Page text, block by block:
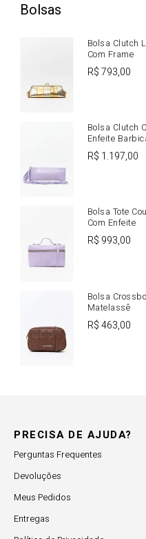
Bolsas
Bolsa Clutch
Com Frame
R$793,00
Bolsa Clutch
Enfeite
R$ 1.197,00
Bolsa Tote
Com Enfeite
R$ 993,00
Bolsa
Matelassê
R$463,00
PRECISA DE AJUDA?
Perguntas Frequentes
Devoluções
Meus Pedidos
Entregas